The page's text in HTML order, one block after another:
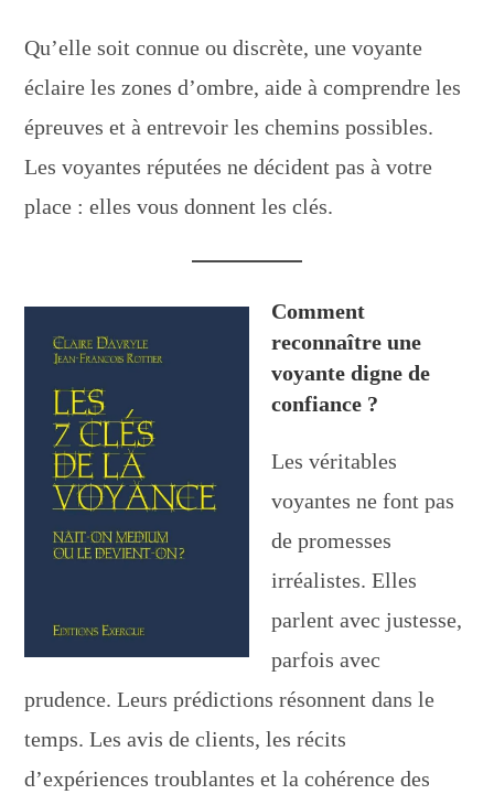
Qu’elle soit connue ou discrète, une voyante
éclaire les zones d’ombre, aide à comprendre les
épreuves et à entrevoir les chemins possibles.
Les voyantes réputées ne décident pas à votre
place : elles vous donnent les clés.
Comment
reconnaître une
voyante digne de
confiance ?
Les véritables
voyantes ne font pas
de promesses
irréalistes. Elles
parlent avec justesse,
parfois avec
prudence. Leurs prédictions résonnent dans le
temps. Les avis de clients, les récits
d’expériences troublantes et la cohérence des